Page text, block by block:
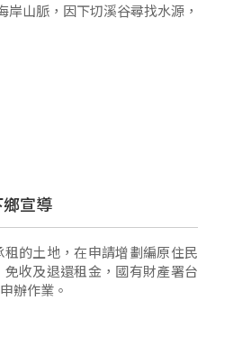
山脈，因下切溪谷尋找水源，
宣導
的土地，在申請增劃編原住民
收及退還租金，國有財產署台
辦作業。